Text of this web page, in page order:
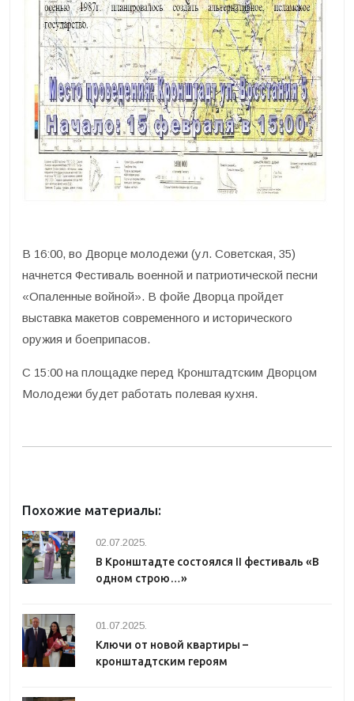
В 16:00, во Дворце молодежи (ул. Советская, 35)
начнется Фестиваль военной и патриотической песни
«Опаленные войной». В фойе Дворца пройдет
выставка макетов современного и исторического
оружия и боеприпасов.
С 15:00 на площадке перед Кронштадтским Дворцом
Молодежи будет работать полевая кухня.
Похожие материалы:
02.07.2025.
В Кронштадте состоялся II фестиваль «В
одном строю…»
01.07.2025.
Ключи от новой квартиры –
кронштадтским героям